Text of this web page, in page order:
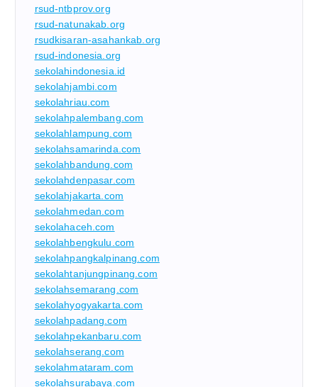
rsud-ntbprov.org
rsud-natunakab.org
rsudkisaran-asahankab.org
rsud-indonesia.org
sekolahindonesia.id
sekolahjambi.com
sekolahriau.com
sekolahpalembang.com
sekolahlampung.com
sekolahsamarinda.com
sekolahbandung.com
sekolahdenpasar.com
sekolahjakarta.com
sekolahmedan.com
sekolahaceh.com
sekolahbengkulu.com
sekolahpangkalpinang.com
sekolahtanjungpinang.com
sekolahsemarang.com
sekolahyogyakarta.com
sekolahpadang.com
sekolahpekanbaru.com
sekolahserang.com
sekolahmataram.com
sekolahsurabaya.com